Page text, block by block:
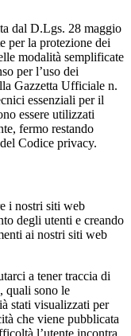
dal D.Lgs. 28 maggio
per la protezione dei
modalità semplificate
per l’uso dei
Gazzetta Ufficiale n.
essenziali per il
essere utilizzati
fermo restando
Codice privacy.
i nostri siti web
degli utenti e creando
ai nostri siti web
a tener traccia di
quali sono le
stati visualizzati per
che viene pubblicata
l’utente incontra